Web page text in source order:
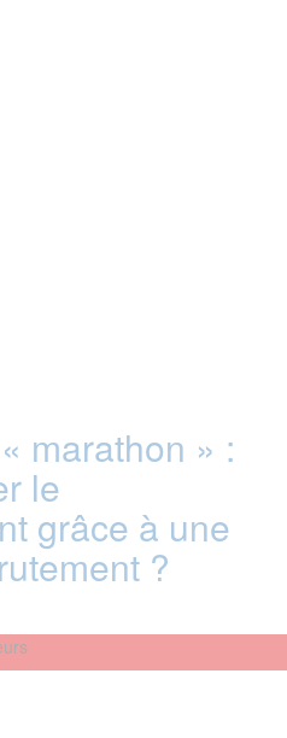
marathon » :
le
grâce à une
?